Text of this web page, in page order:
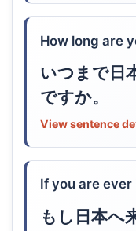
How long are
いつまで日
ですか。
View sentence
If you are ever
もし日本へ